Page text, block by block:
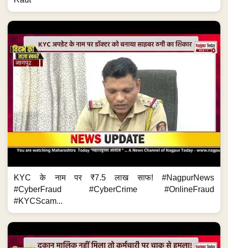
KYC के नाम पर ₹7.5 लाख साफ! #NagpurNews
#CyberFraud #CyberCrime #OnlineFraud
#KYCScam...